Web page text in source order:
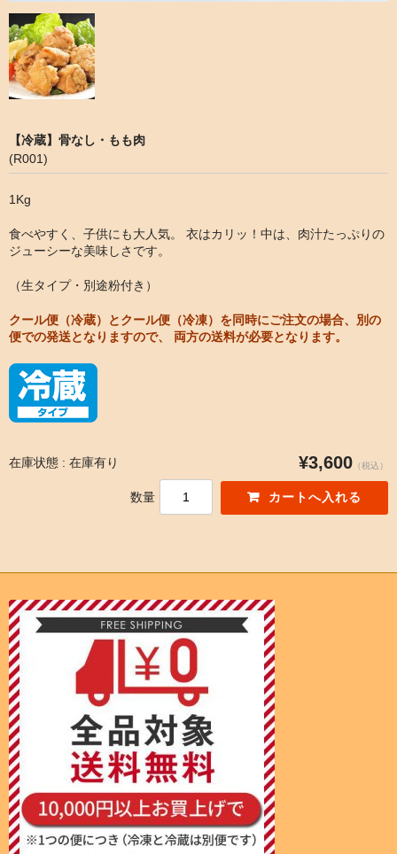
【冷蔵】骨なし・もも肉
(R001)
1Kg
食べやすく、子供にも大人気。 衣はカリッ！中は、肉汁たっぷりの
ジューシーな美味しさです。
（生タイプ・別途粉付き）
クール便（冷蔵）とクール便（冷凍）を同時にご注文の場合、別の
便での発送となりますので、 両方の送料が必要となります。
在庫状態 : 在庫有り ¥3,600 （税込）
数量